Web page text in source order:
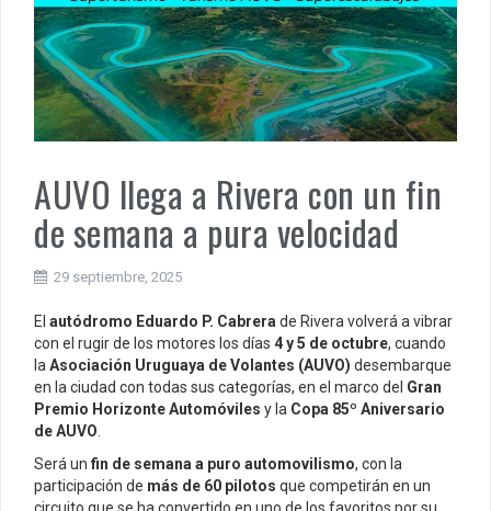
AUVO llega a Rivera con un fin
de semana a pura velocidad
29 septiembre, 2025
El autódromo Eduardo P. Cabrera de Rivera volverá a vibrar
con el rugir de los motores los días 4 y 5 de octubre, cuando
la Asociación Uruguaya de Volantes (AUVO) desembarque
en la ciudad con todas sus categorías, en el marco del Gran
Premio Horizonte Automóviles y la Copa 85º Aniversario
de AUVO
Será un fin de semana a puro automovilismo, con la
participación de más de 60 pilotos que competirán en un